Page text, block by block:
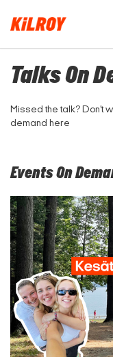
Talks On
Missed the talk? Don't
demand here
Events On